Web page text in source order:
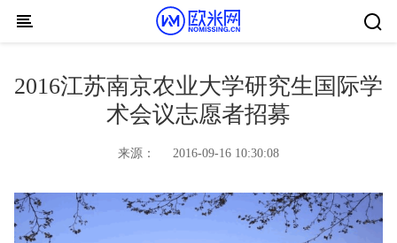
Skip to content
2016江苏南京农业大学研究生国际学
术会议志愿者招募
来源： 2016-09-16 10:30:08